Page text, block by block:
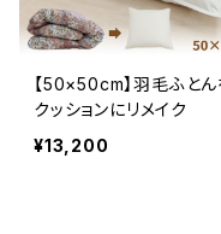
【50×50cm】羽毛ふとん
クッションにリメイク
¥13,200